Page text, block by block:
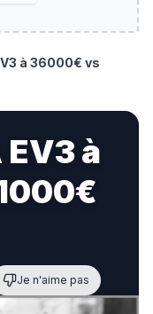
à 36000€ vs
à
Je n'aime pas